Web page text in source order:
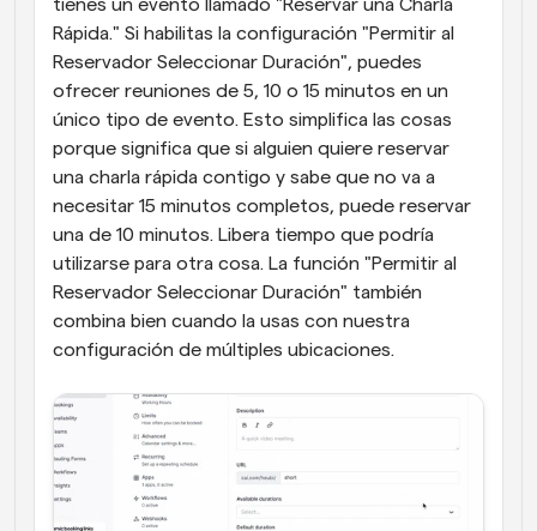
tienes un evento llamado "Reservar una Charla
Rápida." Si habilitas la configuración "Permitir al
Reservador Seleccionar Duración", puedes
ofrecer reuniones de 5, 10 o 15 minutos en un
único tipo de evento. Esto simplifica las cosas
porque significa que si alguien quiere reservar
una charla rápida contigo y sabe que no va a
necesitar 15 minutos completos, puede reservar
una de 10 minutos. Libera tiempo que podría
utilizarse para otra cosa. La función "Permitir al
Reservador Seleccionar Duración" también
combina bien cuando la usas con nuestra
configuración de múltiples ubicaciones.